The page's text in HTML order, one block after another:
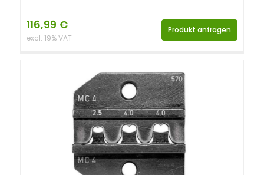
116,99 €
excl. 19% VAT
Produkt anfragen